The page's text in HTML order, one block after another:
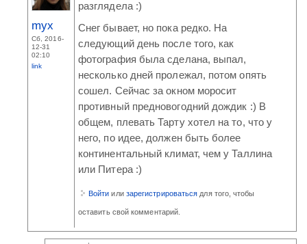
myx
Сб, 2016-
12-31
02:10
link
разглядела :)
Снег бывает, но пока редко. На
следующий день после того, как
фотография была сделана, выпал,
несколько дней пролежал, потом опять
сошел. Сейчас за окном моросит
противный предновогодний дождик :) В
общем, плевать Тарту хотел на то, что у
него, по идее, должен быть более
континентальный климат, чем у Таллина
или Питера :)
Войти или зарегистрироваться для того, чтобы
оставить свой комментарий.